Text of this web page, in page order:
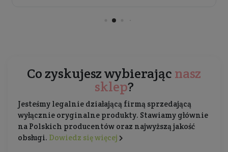
Co zyskujesz wybierając nasz
sklep?
Jesteśmy legalnie działającą firmą sprzedającą
wyłącznie oryginalne produkty. Stawiamy głównie
na Polskich producentów oraz najwyższą jakość
obsługi. Dowiedz się więcej